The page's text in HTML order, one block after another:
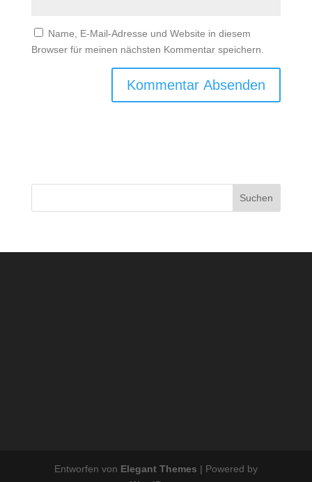
Name, E-Mail-Adresse und Website in diesem
Browser für meinen nächsten Kommentar speichern.
Suchen
Entworfen von Elegant Themes | Powered by